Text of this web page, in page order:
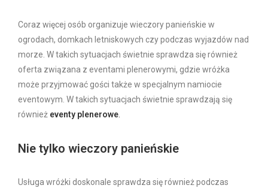
Coraz więcej osób organizuje wieczory panieńskie w
ogrodach, domkach letniskowych czy podczas wyjazdów nad
morze. W takich sytuacjach świetnie sprawdza się również
oferta związana z eventami plenerowymi, gdzie wróżka
może przyjmować gości także w specjalnym namiocie
eventowym. W takich sytuacjach świetnie sprawdzają się
również eventy plenerowe.
Nie tylko wieczory panieńskie
Usługa wróżki doskonale sprawdza się również podczas